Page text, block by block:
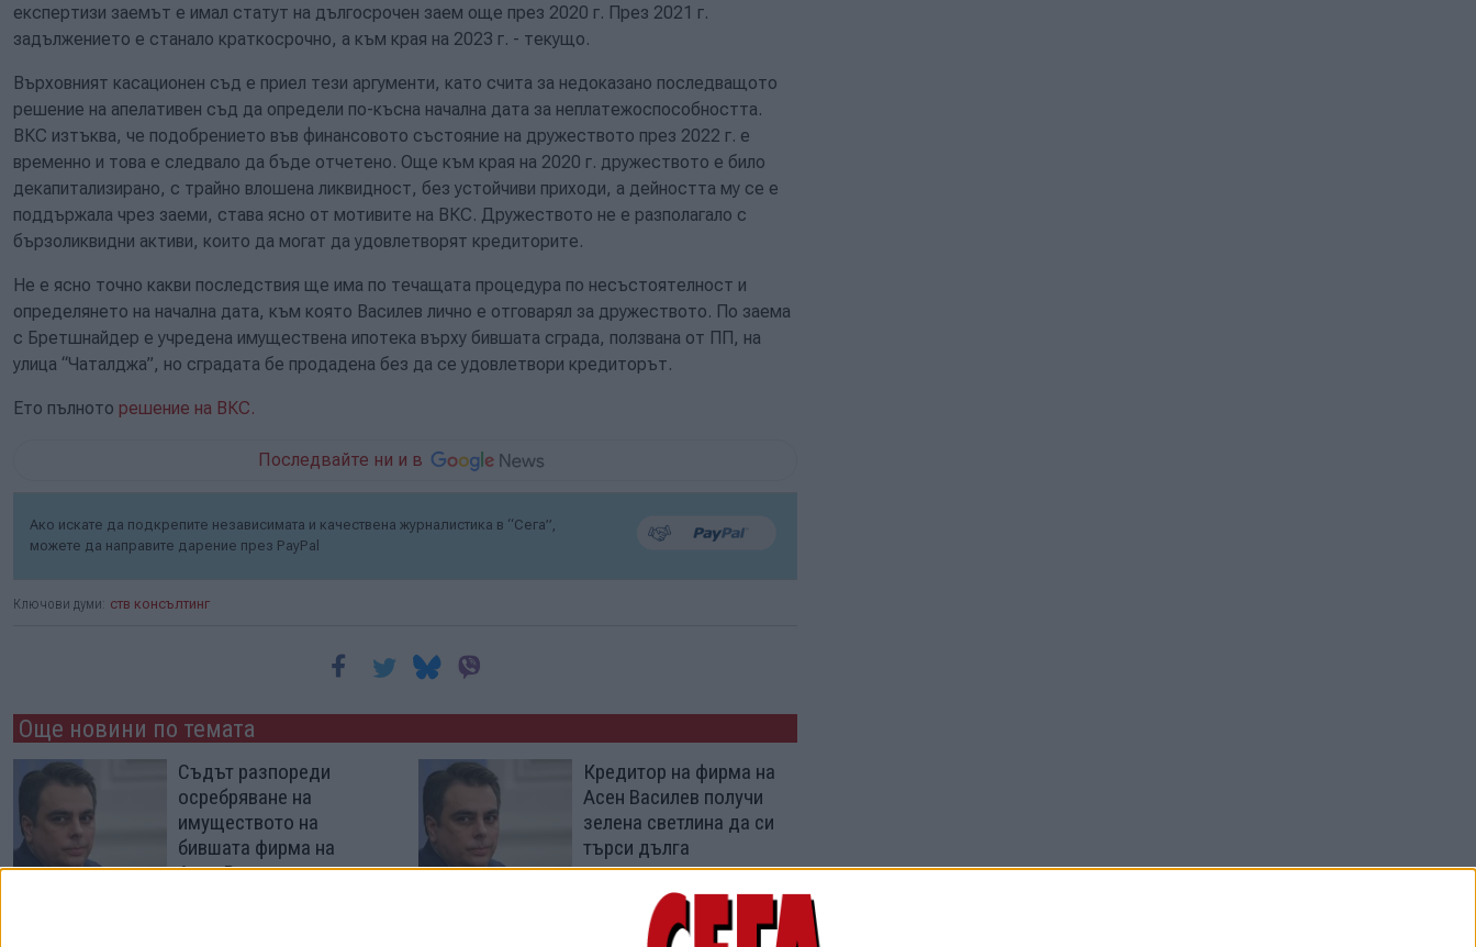
експертизи заемът е имал статут на дългосрочен заем още през 2020 г. През 2021 г.
задължението е станало краткосрочно, а към края на 2023 г. - текущо.
Върховният касационен съд е приел тези аргументи, като счита за недоказано последващото
решение на апелативен съд да определи по-късна начална дата за неплатежоспособността.
ВКС изтъква, че подобрението във финансовото състояние на дружеството през 2022 г. е
временно и това е следвало да бъде отчетено. Още към края на 2020 г. дружеството е било
декапитализирано, с трайно влошена ликвидност, без устойчиви приходи, а дейността му се е
поддържала чрез заеми, става ясно от мотивите на ВКС. Дружеството не е разполагало с
бързоликвидни активи, които да могат да удовлетворят кредиторите.
Не е ясно точно какви последствия ще има по течащата процедура по несъстоятелност и
определянето на начална дата, към която Василев лично е отговарял за дружеството. По заема
с Бретшнайдер е учредена имуществена ипотека върху бившата сграда, ползвана от ПП, на
улица “Чаталджа”, но сградата бе продадена без да се удовлетвори кредиторът.
Ето пълното решение на ВКС.
Последвайте ни и в
Ако искате да подкрепите независимата и качествена журналистика в “Сега”,
можете да направите дарение през PayPal
Ключови думи: ств консълтинг
Още новини по темата
Съдът разпореди
осребряване на
имуществото на
бившата фирма на
Асен Василев
Кредитор на фирма на
Асен Василев получи
зелена светлина да си
търси дълга